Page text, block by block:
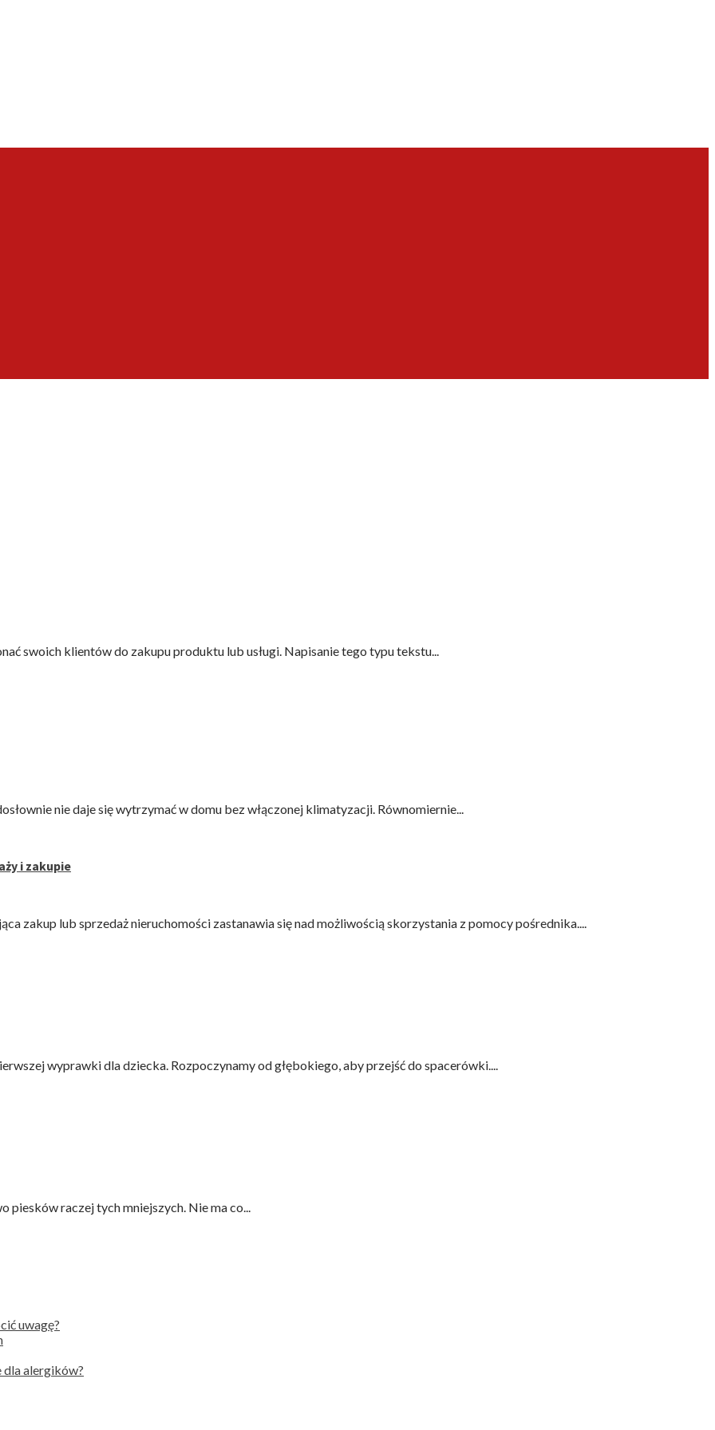
swoich klientów do zakupu produktu lub usługi. Napisanie tego typu tekstu...
nie daje się wytrzymać w domu bez włączonej klimatyzacji. Równomiernie...
i zakupie
zakup lub sprzedaż nieruchomości zastanawia się nad możliwością skorzystania z pomocy pośrednika....
wyprawki dla dziecka. Rozpoczynamy od głębokiego, aby przejść do spacerówki....
piesków raczej tych mniejszych. Nie ma co...
uwagę?
dla alergików?